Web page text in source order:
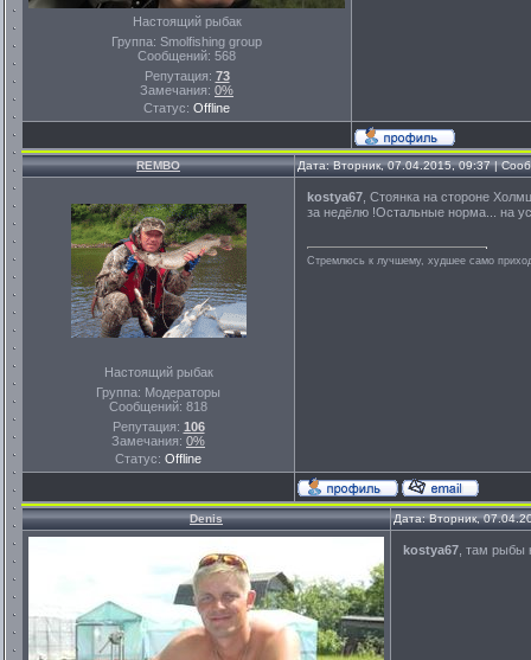
Настоящий рыбак
Группа: Smolfishing group
Сообщений: 568
Репутация: 73
Замечания: 0%
Статус: Offline
REMBO Дата: Вторник, 07.04.2015, 09:37 |
Настоящий рыбак
Группа: Модераторы
Сообщений: 818
Репутация: 106
Замечания: 0%
Статус: Offline
kostya67 , Стоянка на стороне
за недёлю !Остальные норма... на
Стремлюсь к лучшему, худшее само
Denis Дата: Вторник,
kostya67 , там рыбы